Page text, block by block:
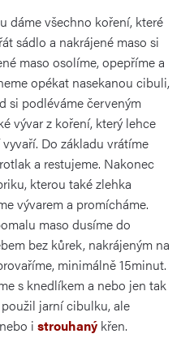
dáme všechno koření, které
sádlo a nakrájené maso si
maso osolíme, opepříme a
opékat nasekanou cibuli,
si podléváme červeným
vývar z koření, který lehce
Do základu vrátíme
a restujeme. Nakonec
kterou také zlehka
vývarem a promícháme.
maso dusíme do
bez kůrek, nakrájeným na
minimálně 15minut.
s knedlíkem a nebo jen tak
jarní cibulku, ale
i strouhaný křen.